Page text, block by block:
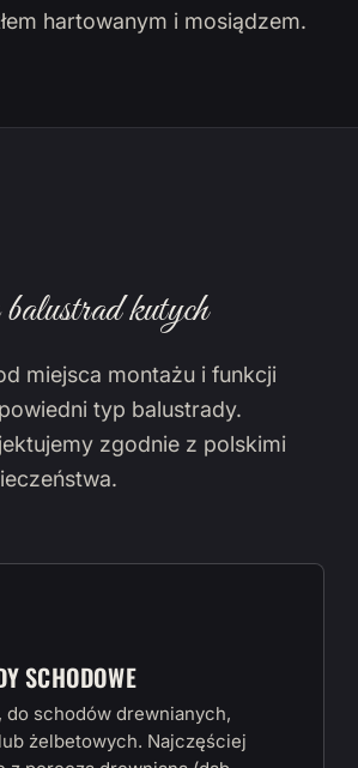
hartowanym i mosiądzem.
kutych
miejsca montażu i funkcji
typ balustrady.
zgodnie z polskimi
SCHODOWE
do schodów drewnianych,
żelbetowych. Najczęściej